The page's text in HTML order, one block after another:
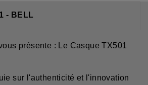
- BELL
présente : Le Casque TX501
sur l'authenticité et l'innovation